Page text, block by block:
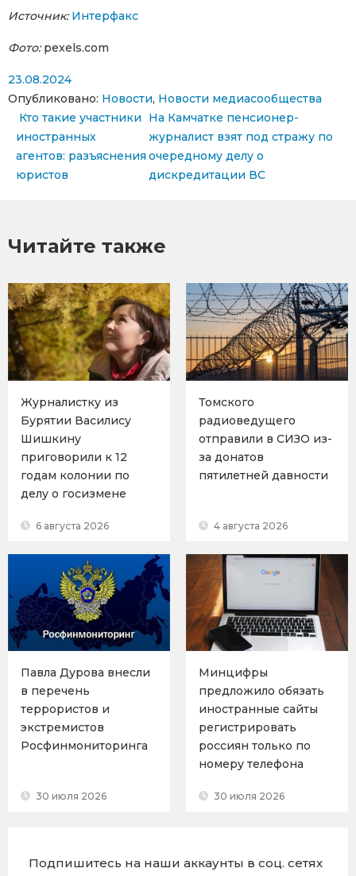
Источник: Интерфакс
Фото:pexels.com
23.08.2024
Опубликовано: Новости, Новости медиасообщества
Навигация по записям
Кто такие участники
иностранных
агентов: разъяснения
юристов
На Камчатке пенсионер-
журналист взят под стражу по
очередному делу о
дискредитации ВС
Читайте также
Журналистку из
Бурятии Василису
Шишкину
приговорили к 12
годам колонии по
делу о госизмене
6 августа 2026
Томского
радиоведущего
отправили в СИЗО из-
за донатов
пятилетней давности
4 августа 2026
Павла Дурова внесли
в перечень
террористов и
экстремистов
Росфинмониторинга
30 июля 2026
Минцифры
предложило обязать
иностранные сайты
регистрировать
россиян только по
номеру телефона
30 июля 2026
Подпишитесь на наши аккаунты в соц. сетях